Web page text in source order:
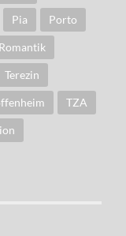
Pia Porto
Terezin
TZA